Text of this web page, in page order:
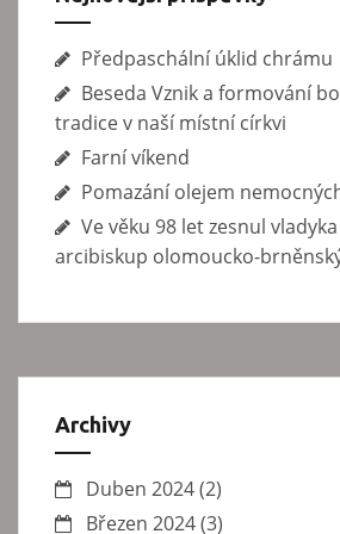
Předpaschální úklid chrámu
Beseda Vznik a formování
tradice v naší místní církvi
Farní víkend
Pomazání olejem
Ve věku 98 let zesnul
arcibiskup olomoucko-
Archivy
Duben 2024(2)
Březen 2024(3)